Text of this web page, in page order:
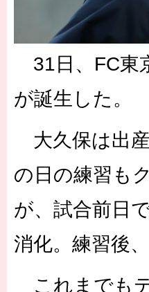
31日、FC東
が誕生した。
大久保は出
の日の練習も
が、試合前日
消化。練習後
これまでも